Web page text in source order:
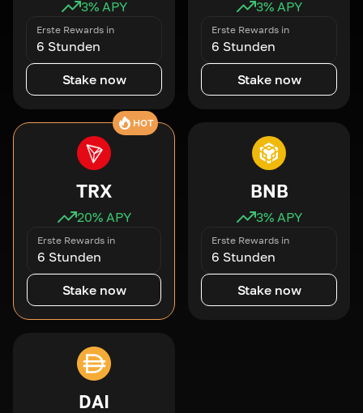
3% APY
Erste Rewards in
6 Stunden
Stake now
3% APY
Erste Rewards in
6 Stunden
Stake now
HOT
TRX
20% APY
Erste Rewards in
6 Stunden
Stake now
BNB
3% APY
Erste Rewards in
6 Stunden
Stake now
DAI